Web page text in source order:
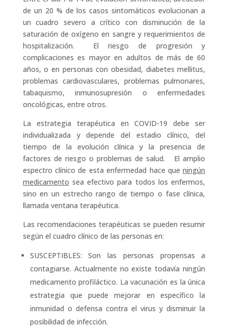
de un 20 % de los casos sintomáticos evolucionan a
un cuadro severo a crítico con disminución de la
saturación de oxígeno en sangre y requerimientos de
hospitalización. El riesgo de progresión y
complicaciones es mayor en adultos de más de 60
años, o en personas con obesidad, diabetes mellitus,
problemas cardiovasculares, problemas pulmonares,
tabaquismo, inmunosupresión o enfermedades
oncológicas, entre otros.
La estrategia terapéutica en COVID-19 debe ser
individualizada y depende del estadio clínico, del
tiempo de la evolución clínica y la presencia de
factores de riesgo o problemas de salud. El amplio
espectro clínico de esta enfermedad hace queningún
medicamento sea efectivo para todos los enfermos,
sino en un estrecho rango de tiempo o fase clínica,
llamada ventana terapéutica.
Las recomendaciones terapéuticas se pueden resumir
según el cuadro clínico de las personas en:
SUSCEPTIBLES: Son las personas propensas a
contagiarse. Actualmente no existe todavía ningún
medicamento profiláctico. La vacunación es la única
estrategia que puede mejorar en específico la
inmunidad o defensa contra el virus y disminuir la
posibilidad de infección.